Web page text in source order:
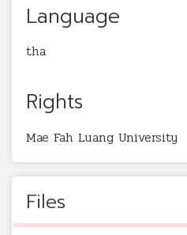
Language
tha
Rights
Mae Fah Luang University
Files